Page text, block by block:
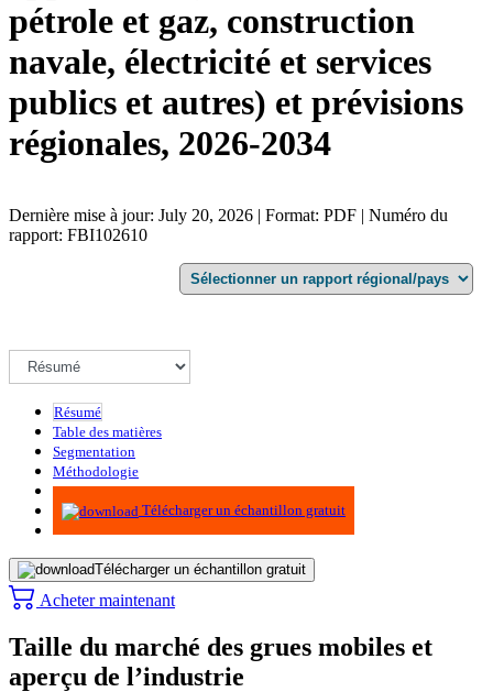
pétrole et gaz, construction
navale, électricité et services
publics et autres) et prévisions
régionales, 2026-2034
Dernière mise à jour: July 20, 2026 | Format: PDF | Numéro du
rapport: FBI102610
Résumé
Table des matières
Segmentation
Méthodologie
Infographie
Télécharger un échantillon gratuit
Télécharger un échantillon gratuit
Acheter maintenant
Taille du marché des grues mobiles et
aperçu de l’industrie